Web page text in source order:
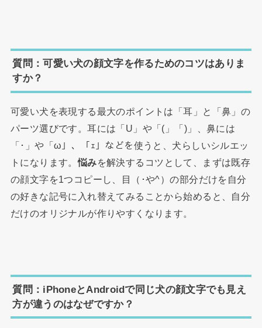
質問：可愛い犬の顔文字を作るためのコツはありま
すか？
可愛い犬を表現する最大のポイントは「耳」と「鼻」の
パーツ選びです。耳には「U」や「(」「)」、鼻には
「･」や「ω」、「ｪ」などを使うと、犬らしいシルエッ
トになります。悩みを解決するコツとして、まずは既存
の顔文字を1つコピーし、目（･や^）の部分だけを自分
の好きな記号に入れ替えてみることから始めると、自分
だけのオリジナルが作りやすくなります。
質問：iPhoneとAndroidで同じ犬の顔文字でも見え
方が違うのはなぜですか？